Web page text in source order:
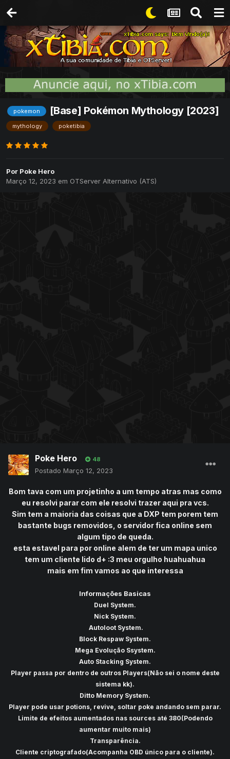
pokemon [Base] Pokémon Mythology [2023]
mythology poketibia
Por Poke Hero
Março 12, 2023 em OTServer Alternativo (ATS)
Poke Hero 48
Postado Março 12, 2023
Bom tava com um projetinho a um tempo atras mas como
eu resolvi parar com ele resolvi trazer aqui pra vcs.
Sim tem a maioria das coisas que a DXP tem porem tem
bastante bugs removidos, o servidor fica online sem
algum tipo de queda.
esta estavel para por online alem de ter um mapa unico
tem um cliente lido d+ :3 meu orgulho huahuahua
mais em fim vamos ao que interessa
Informações Basicas
Duel System.
Nick System.
Autoloot System.
Block Respaw System.
Mega Evolução Ssystem.
Auto Stacking System.
Player passa por dentro de outros Players(Não sei o nome deste
sistema kk).
Ditto Memory System.
Player pode usar potions, revive, soltar poke andando sem parar.
Limite de efeitos aumentados nas sources até 380(Podendo
aumentar muito mais)
Transparência.
Cliente criptografado(Acompanha OBD único para o cliente).